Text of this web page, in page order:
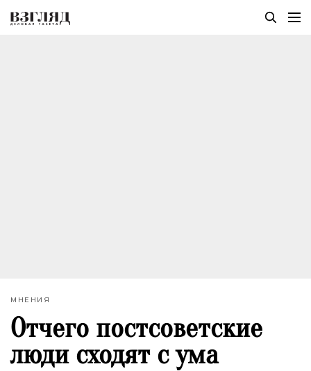
МНЕНИЯ
Отчего постсоветские
люди сходят с ума